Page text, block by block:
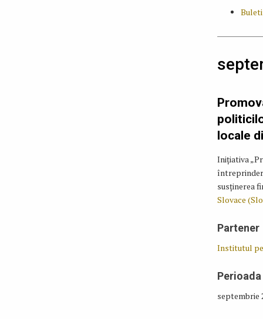
locale
Inițiativa
susținerea
Slovace
Partener
Institutul
septembrie